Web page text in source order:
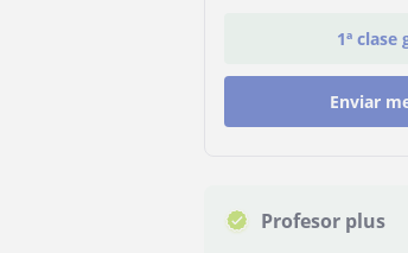
1ª clase
Enviar
Profesor plus